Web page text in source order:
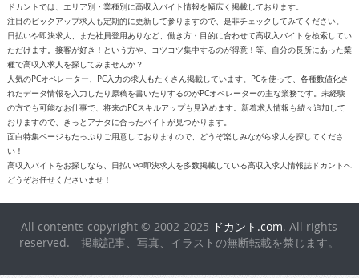
ドカントでは、エリア別・業種別に高収入バイト情報を幅広く掲載しております。
注目のピックアップ求人も定期的に更新して参りますので、是非チェックしてみてください。
日払いや即決求人、また社員登用ありなど、働き方・目的に合わせて高収入バイトを検索してい
ただけます。接客が好き！という方や、コツコツ集中するのが得意！等、自分の長所にあった業
種で高収入求人を探してみませんか？
人気のPCオペレーター、PC入力の求人もたくさん掲載しています。PCを使って、各種数値化さ
れたデータ情報を入力したり原稿を書いたりするのがPCオペレーターの主な業務です。未経験
の方でも可能なお仕事で、将来のPCスキルアップも見込めます。新着求人情報も続々追加して
おりますので、きっとアナタに合ったバイトが見つかります。
面白特集ページもたっぷりご用意しておりますので、どうぞ楽しみながら求人を探してくださ
い！
高収入バイトをお探しなら、日払いや即決求人を多数掲載している高収入求人情報誌ドカントへ
どうぞお任せくださいませ！
All contents copyright © 2002-2025 ドカント.com. All rights
reserved. 掲載記事、写真、イラストの無断転載を禁じます。